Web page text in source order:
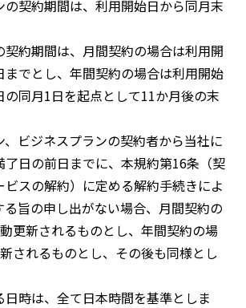
の契約期間は、利用開始日から同月末
契約期間は、月間契約の場合は利用開
までとし、年間契約の場合は利用開始
の同月1日を起点として11か月後の末
、ビジネスプランの契約者から当社に
了日の前日までに、本規約第16条（契
スの解約）に定める解約手続きによ
る旨の申し出がない場合、月間契約の
更新されるものとし、年間契約の場
されるものとし、その後も同様とし
時は、全て日本時間を基準としま